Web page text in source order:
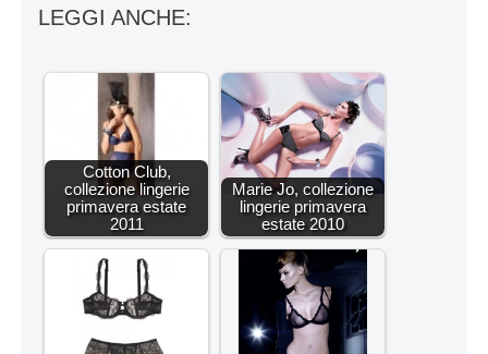
LEGGI ANCHE:
Cotton Club,
collezione lingerie
primavera estate
2011
Marie Jo, collezione
lingerie primavera
estate 2010